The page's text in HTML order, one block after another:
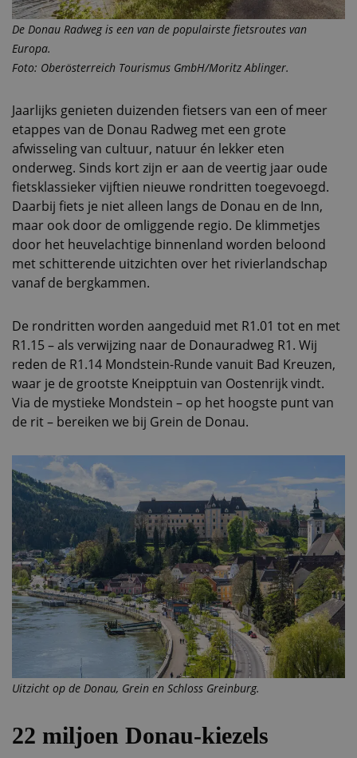
De Donau Radweg is een van de populairste fietsroutes van
Europa.
Foto: Oberösterreich Tourismus GmbH/Moritz Ablinger.
Jaarlijks genieten duizenden fietsers van een of meer
etappes van de Donau Radweg met een grote
afwisseling van cultuur, natuur én lekker eten
onderweg. Sinds kort zijn er aan de veertig jaar oude
fietsklassieker vijftien nieuwe rondritten toegevoegd.
Daarbij fiets je niet alleen langs de Donau en de Inn,
maar ook door de omliggende regio. De klimmetjes
door het heuvelachtige binnenland worden beloond
met schitterende uitzichten over het rivierlandschap
vanaf de bergkammen.
De rondritten worden aangeduid met R1.01 tot en met
R1.15 – als verwijzing naar de Donauradweg R1. Wij
reden de R1.14 Mondstein-Runde vanuit Bad Kreuzen,
waar je de grootste Kneipptuin van Oostenrijk vindt.
Via de mystieke Mondstein – op het hoogste punt van
de rit – bereiken we bij Grein de Donau.
Uitzicht op de Donau, Grein en Schloss Greinburg.
22 miljoen Donau-kiezels